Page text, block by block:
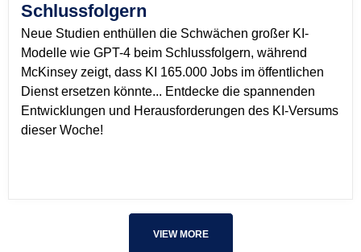
Schlussfolgern
Neue Studien enthüllen die Schwächen großer KI-
Modelle wie GPT-4 beim Schlussfolgern, während
McKinsey zeigt, dass KI 165.000 Jobs im öffentlichen
Dienst ersetzen könnte... Entdecke die spannenden
Entwicklungen und Herausforderungen des KI-Versums
dieser Woche!
VIEW MORE